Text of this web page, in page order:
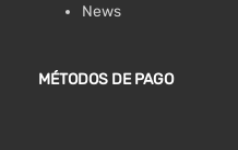
News
MÉTODOS DE PAGO